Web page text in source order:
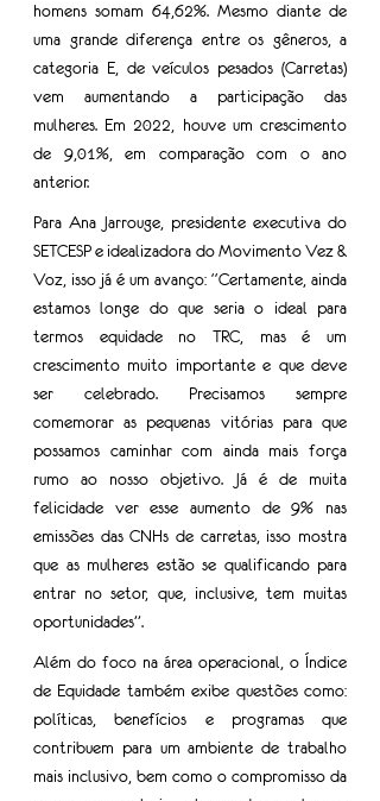
homens somam 64,62%. Mesmo diante de
uma grande diferença entre os gêneros, a
categoria E, de veículos pesados (Carretas)
vem aumentando a participação das
mulheres. Em 2022, houve um crescimento
de 9,01%, em comparação com o ano
anterior.
Para Ana Jarrouge, presidente executiva do
SETCESP e idealizadora do Movimento Vez &
Voz, isso já é um avanço: “Certamente, ainda
estamos longe do que seria o ideal para
termos equidade no TRC, mas é um
crescimento muito importante e que deve
ser celebrado. Precisamos sempre
comemorar as pequenas vitórias para que
possamos caminhar com ainda mais força
rumo ao nosso objetivo. Já é de muita
felicidade ver esse aumento de 9% nas
emissões das CNHs de carretas, isso mostra
que as mulheres estão se qualificando para
entrar no setor, que, inclusive, tem muitas
oportunidades”.
Além do foco na área operacional, o Índice
de Equidade também exibe questões como:
políticas, benefícios e programas que
contribuem para um ambiente de trabalho
mais inclusivo, bem como o compromisso da